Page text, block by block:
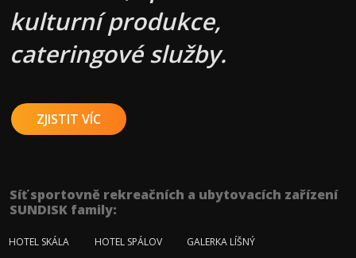
kulturní produkce,
cateringové služby.
ZJISTIT VÍC
Síť sportovně rekreačních a ubytovacích zařízení
SUNDISK family:
HOTEL SKÁLA HOTEL SPÁLOV
GALERKA LÍŠNÝ